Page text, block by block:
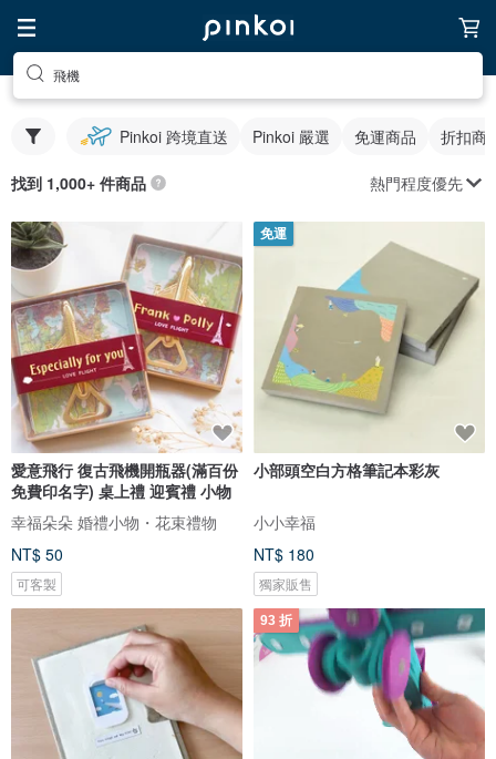
飛機
Pinkoi 跨境直送 Pinkoi 嚴選 免運商品 折扣商
找到 1,000+ 件商品 熱門程度優先
愛意飛行 復古飛機開瓶器(滿百份
免費印名字) 桌上禮 迎賓禮 小物
幸福朵朵 婚禮小物・花束禮物
NT$ 50
可客製
免運
小部頭空白方格筆記本彩灰
小小幸福
NT$ 180
獨家販售
93 折